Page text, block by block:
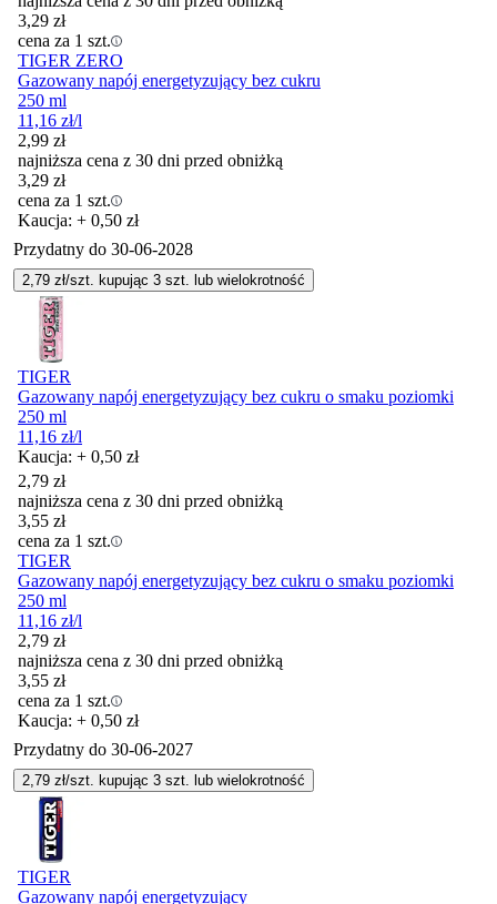
3,29 zł
cena za 1 szt.
TIGER ZERO
Gazowany napój energetyzujący bez cukru
250 ml
11,16 zł/l
2,99 zł
najniższa cena z 30 dni przed obniżką
3,29 zł
cena za 1 szt.
Kaucja: + 0,50 zł
Przydatny do 30-06-2028
2,79 zł/szt. kupując 3 szt. lub wielokrotność
TIGER
Gazowany napój energetyzujący bez cukru o smaku poziomki
250 ml
11,16 zł/l
Kaucja: + 0,50 zł
2,79 zł
najniższa cena z 30 dni przed obniżką
3,55 zł
cena za 1 szt.
TIGER
Gazowany napój energetyzujący bez cukru o smaku poziomki
250 ml
11,16 zł/l
2,79 zł
najniższa cena z 30 dni przed obniżką
3,55 zł
cena za 1 szt.
Kaucja: + 0,50 zł
Przydatny do 30-06-2027
2,79 zł/szt. kupując 3 szt. lub wielokrotność
TIGER
Gazowany napój energetyzujący